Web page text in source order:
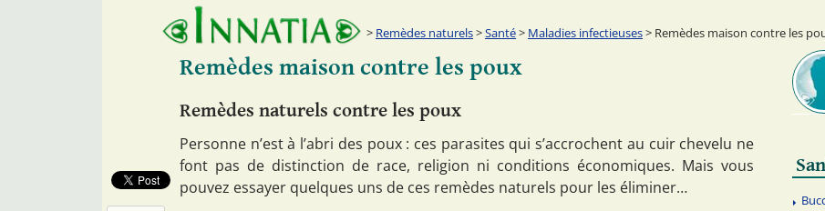
Remèdes naturels>Santé> Maladies infectieuses> Remèdes maison contre les
Remèdes maison contre les poux
Remèdes naturels contre les poux
Personne n’est à l’abri des poux : ces parasites qui s’accrochent au cuir chevelu ne
font pas de distinction de race, religion ni conditions économiques. Mais vous
pouvez essayer quelques uns de ces remèdes naturels pour les éliminer…